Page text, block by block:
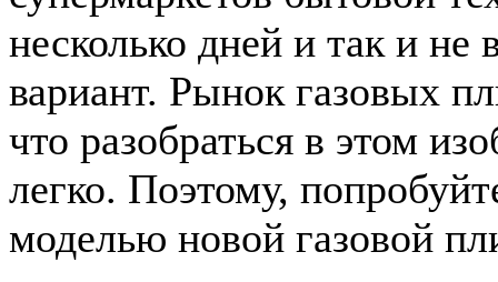
несколько дней и так и не
вариант. Рынок газовых
что разобраться в этом
легко. Поэтому,
моделью новой газовой